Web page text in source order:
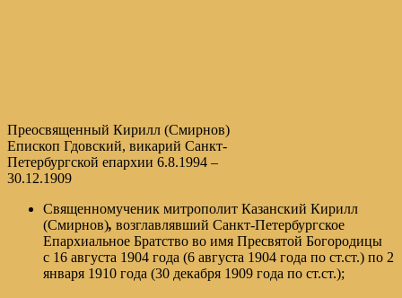
Преосвященный Кирилл (Смирнов)
Епископ Гдовский, викарий Санкт-
Петербургской епархии 6.8.1994 –
30.12.1909
Священномученик митрополит Казанский Кирилл
(Смирнов), возглавлявший Санкт-Петербургское
Епархиальное Братство во имя Пресвятой Богородицы
с 16 августа 1904 года (6 августа 1904 года по ст.ст.) по 2
января 1910 года (30 декабря 1909 года по ст.ст.);